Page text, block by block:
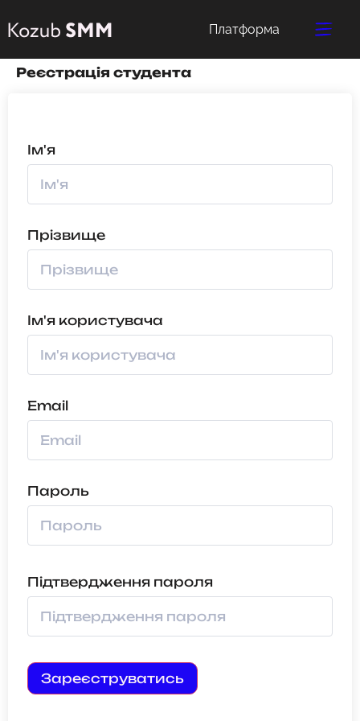
Платформа
Реєстрація студента
Ім'я
Прізвище
Ім'я користувача
Email
Пароль
Підтвердження пароля
Зареєструватись